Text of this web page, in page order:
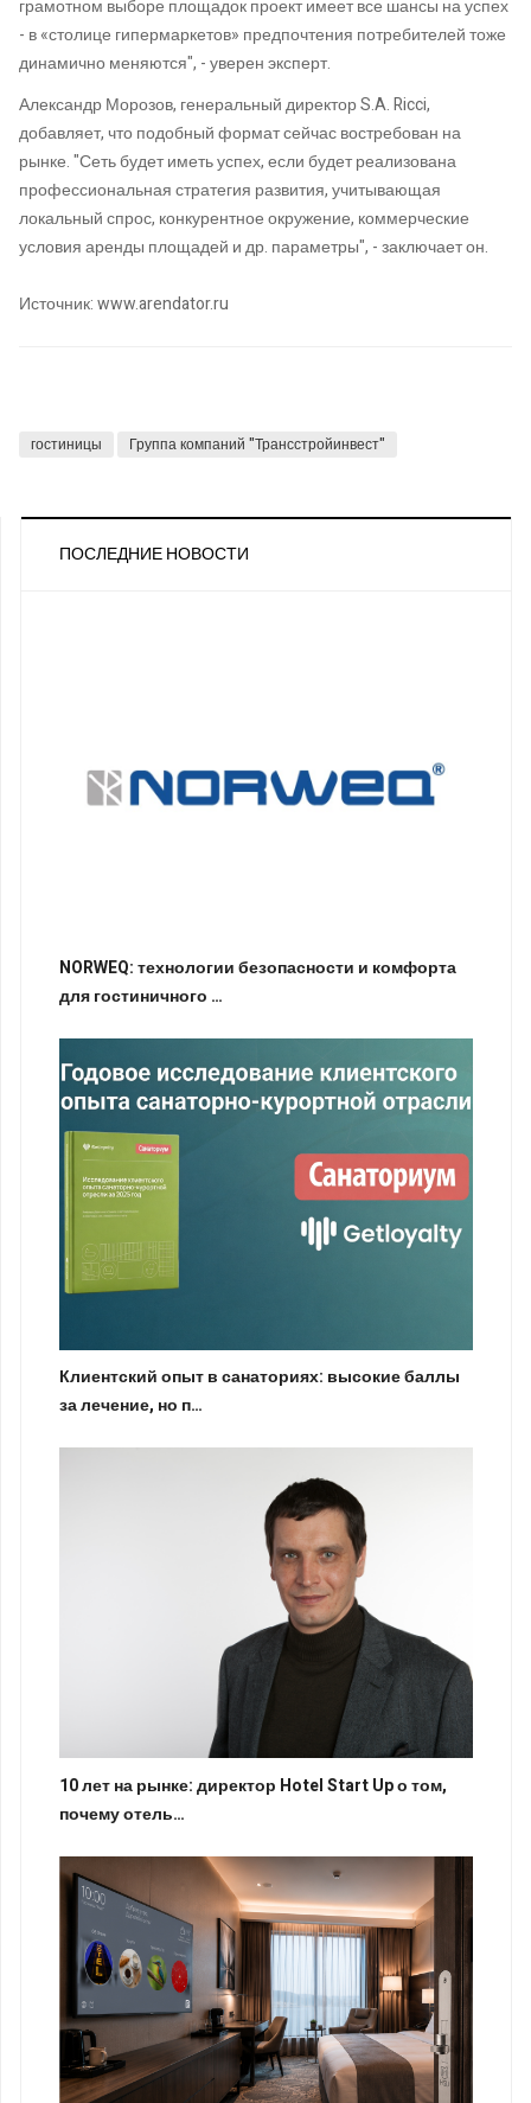
грамотном выборе площадок проект имеет все шансы на успех
- в «столице гипермаркетов» предпочтения потребителей тоже
динамично меняются", - уверен эксперт.
Александр Морозов, генеральный директор S.A. Ricci,
добавляет, что подобный формат сейчас востребован на
рынке. "Сеть будет иметь успех, если будет реализована
профессиональная стратегия развития, учитывающая
локальный спрос, конкурентное окружение, коммерческие
условия аренды площадей и др. параметры", - заключает он.
Источник: www.arendator.ru
гостиницы Группа компаний "Трансстройинвест"
ПОСЛЕДНИЕ НОВОСТИ
NORWEQ: технологии безопасности и комфорта
для гостиничного …
Клиентский опыт в санаториях: высокие баллы
за лечение, но п…
10 лет на рынке: директор Hotel Start Up о том,
почему отель…